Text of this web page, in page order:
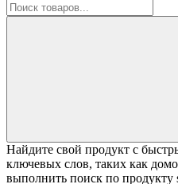
Найдите свой продукт с
ключевых слов, таких как
выполнить поиск по продукту